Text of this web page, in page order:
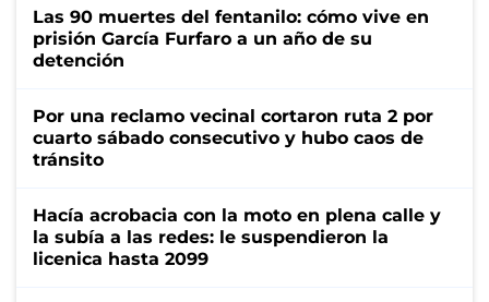
Las 90 muertes del fentanilo: cómo vive en
prisión García Furfaro a un año de su
detención
Por una reclamo vecinal cortaron ruta 2 por
cuarto sábado consecutivo y hubo caos de
tránsito
Hacía acrobacia con la moto en plena calle y
la subía a las redes: le suspendieron la
licenica hasta 2099